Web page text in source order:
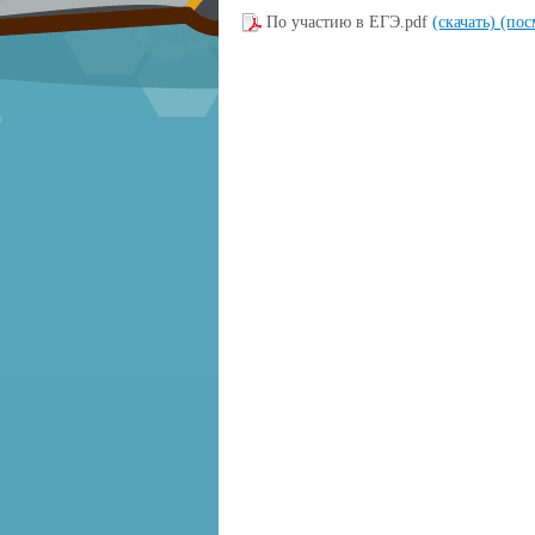
По участию в ЕГЭ.pdf (скачать)